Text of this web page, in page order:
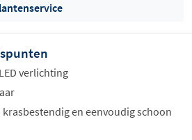
verlichting
krasbestendig en eenvoudig schoon